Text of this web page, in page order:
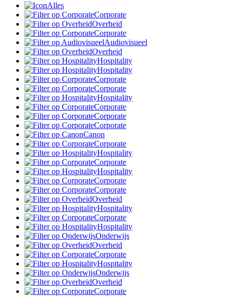
Alles
Corporate
Overheid
Corporate
Audiovisueel
Overheid
Hospitality
Hospitality
Corporate
Corporate
Hospitality
Corporate
Corporate
Corporate
Canon
Corporate
Hospitality
Corporate
Hospitality
Corporate
Corporate
Overheid
Hospitality
Corporate
Hospitality
Onderwijs
Overheid
Corporate
Hospitality
Onderwijs
Overheid
Corporate